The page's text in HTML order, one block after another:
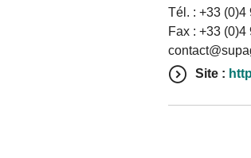
Tél. : +33 (0)4
Fax : +33 (0)4
Site :